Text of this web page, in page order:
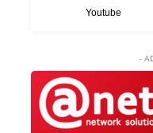
Youtube
-